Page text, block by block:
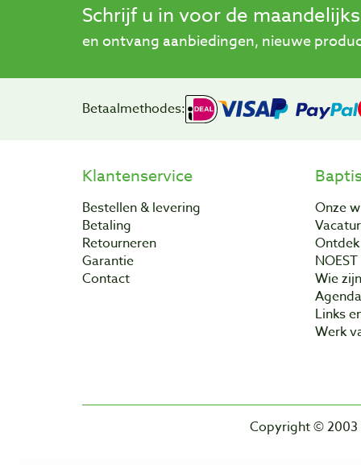
Schrijf u in voor de
en ontvang aanbiedingen, nieuwe
Betaalmethodes:
Klantenservice
Bestellen & levering
Betaling
Retourneren
Garantie
Contact
Onze
NOEST
Wie
Agenda
Links
Werk
Copyright © 2003